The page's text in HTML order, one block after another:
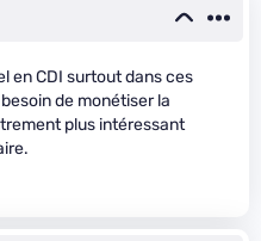
en CDI surtout dans ces
de monétiser la
plus intéressant